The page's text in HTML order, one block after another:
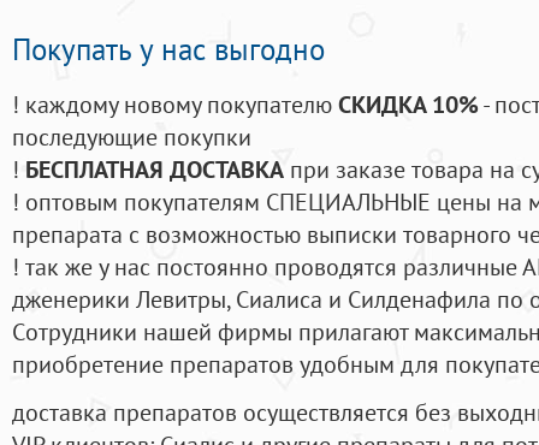
Покупать у нас выгодно
! каждому новому покупателюСКИДКА 10%-
последующие покупки
! БЕСПЛАТНАЯ ДОСТАВКА при заказе товара на
! оптовым покупателям СПЕЦИАЛЬНЫЕ цены на
препарата с возможностью выписки товарного
! так же у нас постоянно проводятся
дженерики Левитры, Сиалиса и Силденафила по
Cотрудники нашей фирмы прилагают
приобретение препаратов удобным для
доставка препаратов осуществляется без